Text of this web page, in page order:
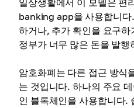
일상생활에서 이 모델은 편
banking app을 사용합니다
하거나, 추가 확인을 요구
정부가 너무 많은 돈을 발
암호화폐는 다른 접근 방식
는 것입니다. 하나의 주요
인 블록체인을 사용합니다.